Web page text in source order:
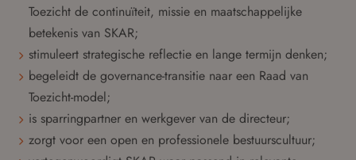
Toezicht de continuïteit, missie en maatschappelijke
betekenis van SKAR;
stimuleert strategische reflectie en lange termijn denken;
begeleidt de governance-transitie naar een Raad van
Toezicht-model;
is sparringpartner en werkgever van de directeur;
zorgt voor een open en professionele bestuurscultuur;